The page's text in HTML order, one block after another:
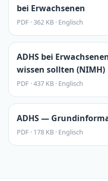
bei Erwachsenen
PDF ·362 KB · Englisch
ADHS bei
wissen sollten (NIMH)
PDF ·437 KB · Englisch
ADHS —
PDF · 178 KB · Englisch